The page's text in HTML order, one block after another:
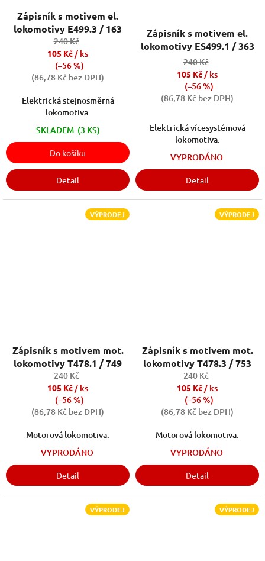
Zápisník s motivem el.
lokomotivy E499.3 / 163
240 Kč
105 Kč/ ks
(–56 %)
(86,78 Kč bez DPH)
Elektrická stejnosměrná
lokomotiva.
SKLADEM (3 KS)
Do košíku
Detail
Zápisník s motivem el.
lokomotivy ES499.1 / 363
240 Kč
105 Kč / ks
(–56 %)
(86,78 Kč bez DPH)
Elektrická vícesystémová
lokomotiva.
VYPRODÁNO
Detail
VÝPRODEJ
Zápisník s motivem mot.
lokomotivy T478.1 / 749
240 Kč
105 Kč/ ks
(–56 %)
(86,78 Kč bez DPH)
Motorová lokomotiva.
VYPRODÁNO
Detail
VÝPRODEJ
Zápisník s motivem mot.
lokomotivy T478.3 / 753
240 Kč
105 Kč/ ks
(–56 %)
(86,78 Kč bez DPH)
Motorová lokomotiva.
VYPRODÁNO
Detail
VÝPRODEJ VÝPRODEJ